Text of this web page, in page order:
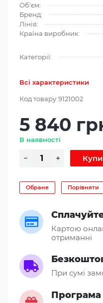
Об'єм:
Бренд:
Лінія:
Країна виробник:
Категорії:
Всі характеристики
Код товару 9121002
5 840
В наявності
Обране Порівняти
Картою
отриманні
При сумі
Програма